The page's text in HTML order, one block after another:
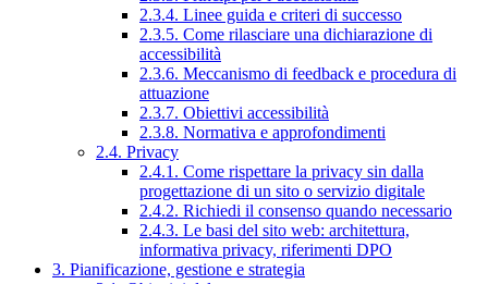
2.3.4. Linee guida e criteri di successo
2.3.5. Come rilasciare una dichiarazione di
accessibilità
2.3.6. Meccanismo di feedback e procedura di
attuazione
2.3.7. Obiettivi accessibilità
2.3.8. Normativa e approfondimenti
2.4. Privacy
2.4.1. Come rispettare la privacy sin dalla
progettazione di un sito o servizio digitale
2.4.2. Richiedi il consenso quando necessario
2.4.3. Le basi del sito web: architettura,
informativa privacy, riferimenti DPO
3. Pianificazione, gestione e strategia